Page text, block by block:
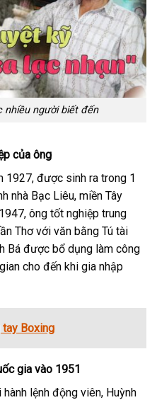
nhiều người biết đến
của ông
1927, được sinh ra trong 1
nhà Bạc Liêu, miền Tây
ông tốt nghiệp trung
Thơ với văn bằng Tú tài
Bá được bổ dụng làm công
cho đến khi gia nhập
tay Boxing
gia vào 1951
lệnh động viên, Huỳnh